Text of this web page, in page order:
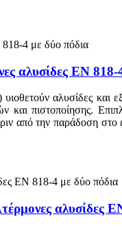
αλυσίδες EN
αλυσίδες και
και πιστοποίησης.
από την παράδοση
αλυσίδες